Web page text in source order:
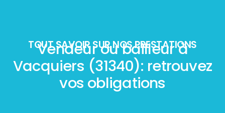
TOUT SAVOIR SUR NOS PRESTATIONS
Vendeur ou bailleur à
Vacquiers (31340): retrouvez
vos obligations